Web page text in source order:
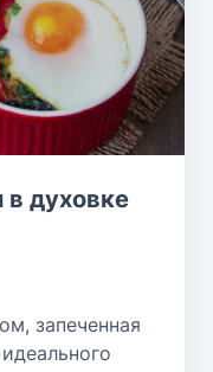
духовке
запеченная